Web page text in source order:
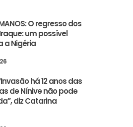
O regresso dos
um possível
a Nigéria
há 12 anos das
de Nínive não pode
diz Catarina